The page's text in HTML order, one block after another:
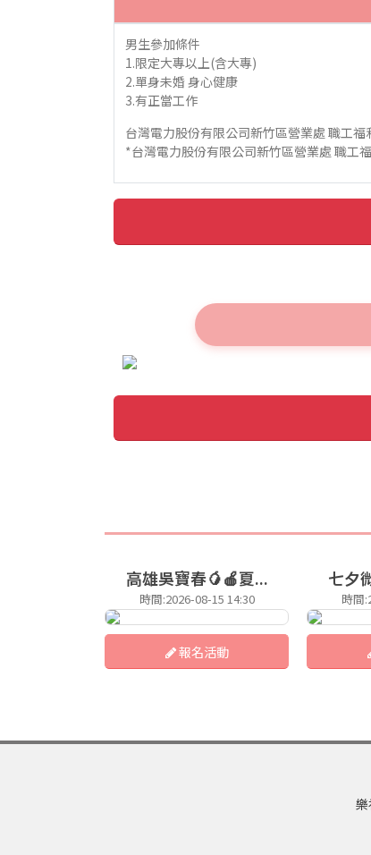
男生參加條件
1.限定大專以上(含大專)
2.單身未婚 身心健康
3.有正當工作
台灣電力股份有限公司新竹區營業處 職工福
*台灣電力股份有限公司新竹區營業處 職工
高雄吳寶春🥭🍎夏...
時間:2026-08-15 14:30
報名活動
七夕
時間